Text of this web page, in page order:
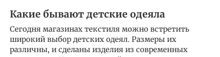
Какие бывают детские одеяла
Сегодня магазинах текстиля можно встретить
широкий выбор детских одеял. Размеры их
различны, и сделаны изделия из современных